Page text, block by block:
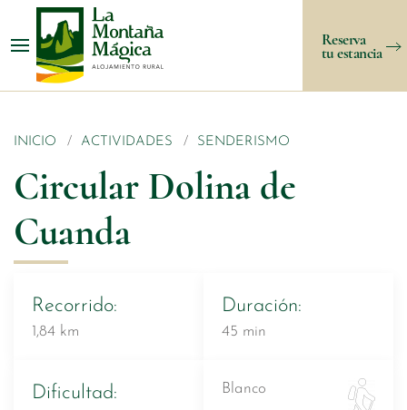
Reserva
tu estancia
INICIO ACTIVIDADES SENDERISMO
Circular Dolina de
Cuanda
Recorrido:
1,84 km
Duración:
45 min
Dificultad: Blanco